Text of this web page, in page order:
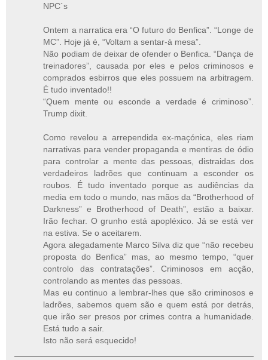
NPC´s
Ontem a narratica era “O futuro do Benfica”. “Longe de
MC”. Hoje já é, “Voltam a sentar-á mesa”.
Não podiam de deixar de ofender o Benfica. “Dança de
treinadores”, causada por eles e pelos criminosos e
comprados esbirros que eles possuem na arbitragem.
É tudo inventado!!
“Quem mente ou esconde a verdade é criminoso”.
Trump dixit.
Como revelou a arrependida ex-maçónica, eles riam
narrativas para vender propaganda e mentiras de ódio
para controlar a mente das pessoas, distraidas dos
verdadeiros ladrões que continuam a esconder os
roubos. É tudo inventado porque as audiências da
media em todo o mundo, nas mãos da “Brotherhood of
Darkness” e Brotherhood of Death”, estão a baixar.
Irão fechar. O grunho está apopléxico. Já se está ver
na estiva. Se o aceitarem.
Agora alegadamente Marco Silva diz que “não recebeu
proposta do Benfica” mas, ao mesmo tempo, “quer
controlo das contratações”. Criminosos em acção,
controlando as mentes das pessoas.
Mas eu continuo a lembrar-lhes que são criminosos e
ladrões, sabemos quem são e quem está por detrás,
que irão ser presos por crimes contra a humanidade.
Está tudo a sair.
Isto não será esquecido!